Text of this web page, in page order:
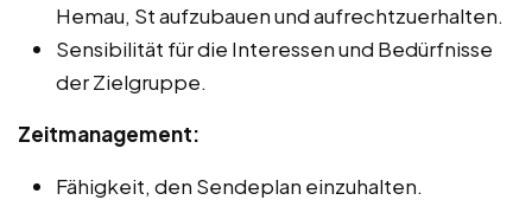
Hemau, St aufzubauen und aufrechtzuerhalten.
Sensibilität für die Interessen und Bedürfnisse
der Zielgruppe.
Zeitmanagement:
Fähigkeit, den Sendeplan einzuhalten.